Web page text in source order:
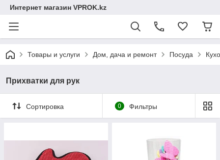
Интернет магазин VPROK.kz
Товары и услуги Дом, дача и ремонт Посуда
Прихватки для рук
Сортировка 0 Фильтры